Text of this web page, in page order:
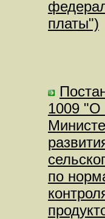
платы")
1009 "О
по